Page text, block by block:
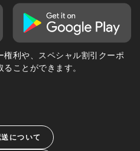
権利や、スペシャル割引クーポ
ことができます。
について